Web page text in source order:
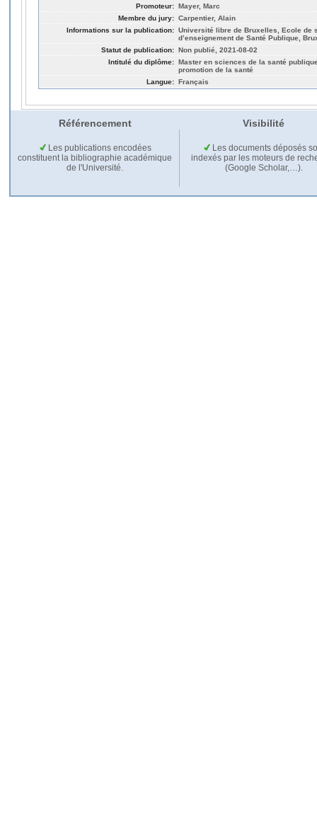
Promoteur: Mayer, Marc
Membre du jury: Carpentier, Alain
Informations sur la publication: Université libre de Bruxelles, Ecole de
d’enseignement de Santé Publique,
Statut de publication: Non publié, 2021-08-02
Intitulé du diplôme: Master en sciences de la santé
promotion de la santé
Langue: Français
Référencement Visibilité
Les publications encodées
constituent la bibliographie académique
de l'Université.
Les documents déposés
indexés par les moteurs de
(Google Scholar,…).